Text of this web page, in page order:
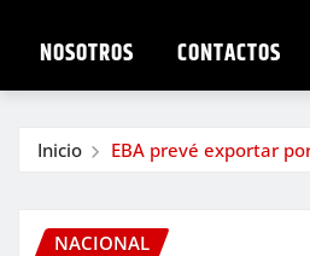
NOSOTROS CONTACTOS
Inicio EBA prevé exportar
NACIONAL